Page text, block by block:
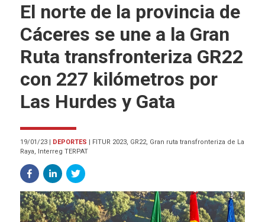
El norte de la provincia de
Cáceres se une a la Gran
Ruta transfronteriza GR22
con 227 kilómetros por
Las Hurdes y Gata
19/01/23 | DEPORTES | FITUR 2023, GR22, Gran ruta transfronteriza de La
Raya, Interreg TERPAT